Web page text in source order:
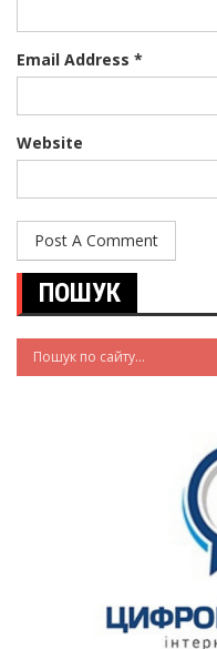
Email Address *
Website
ПОШУК